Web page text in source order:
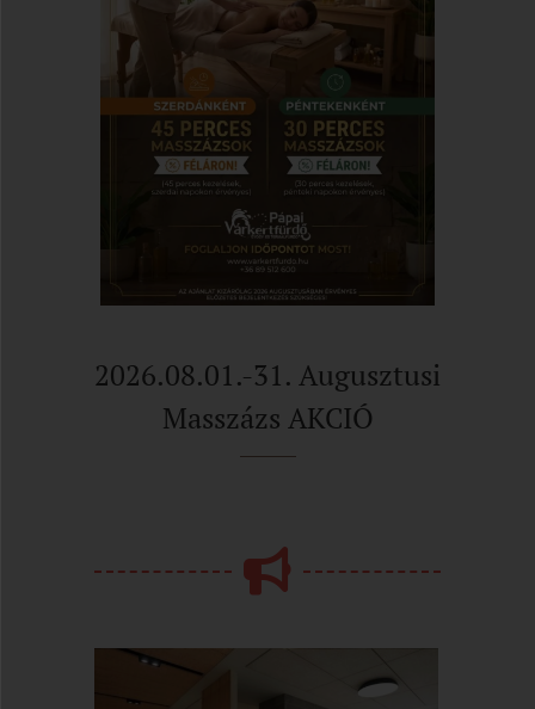
2026.08.01.-31. Augusztusi
Masszázs AKCIÓ